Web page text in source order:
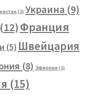
(1) Украина (9)
(12)Франция
(5) Швейцария
(8) Эфиопия (1)
(15)